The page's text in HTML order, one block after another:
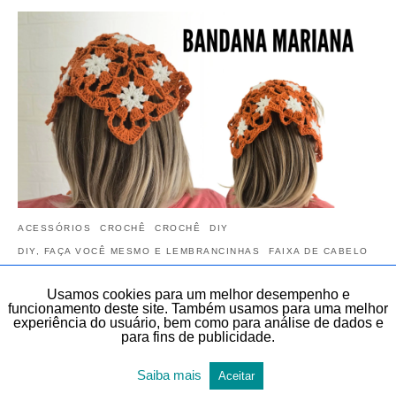
ACESSÓRIOS CROCHÊ CROCHÊ DIY
DIY, FAÇA VOCÊ MESMO E LEMBRANCINHAS FAIXA DE CABELO
Bandana de crochê para cabelo passo a
passo
Veja neste artigo, de forma gratuita, a razão do Bandana de crochê
para cabelo passo a passo. Aprenda esta linda Bandana para cabelo
Usamos cookies para um melhor desempenho e
funcionamento deste site. Também usamos para uma melhor
experiência do usuário, bem como para análise de dados e
para fins de publicidade.
Saiba mais Aceitar